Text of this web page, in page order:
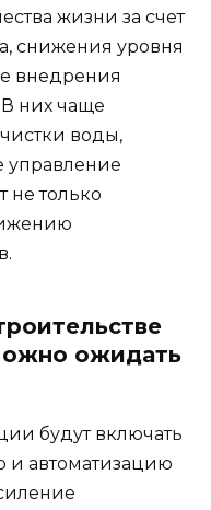
жизни за счет
снижения уровня
внедрения
них чаще
воды,
управление
не только
ожидать
будут включать
автоматизацию